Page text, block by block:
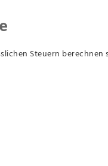
Steuern